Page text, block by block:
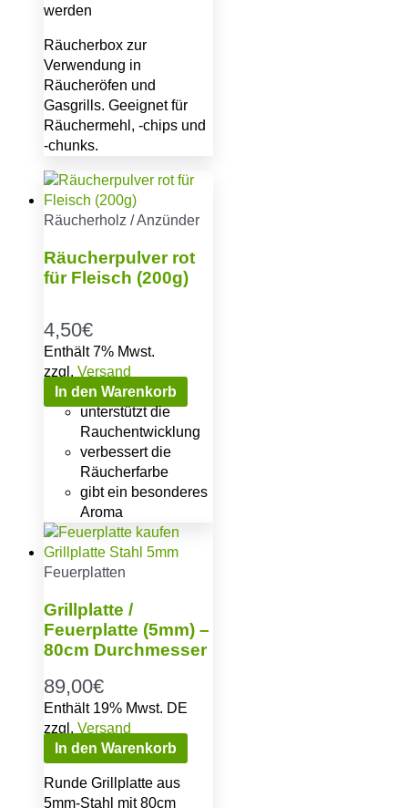
werden
Räucherbox zur
Verwendung in
Räucheröfen und
Gasgrills. Geeignet für
Räuchermehl, -chips und
-chunks.
Räucherholz / Anzünder
Räucherpulver rot
für Fleisch (200g)
4,50€
Enthält 7% Mwst.
zzgl. Versand
In den Warenkorb
unterstützt die
Rauchentwicklung
verbessert die
Räucherfarbe
gibt ein besonderes
Aroma
Feuerplatten
Grillplatte /
Feuerplatte (5mm) –
80cm Durchmesser
89,00€
Enthält 19% Mwst. DE
zzgl. Versand
In den Warenkorb
Runde Grillplatte aus
5mm-Stahl mit 80cm